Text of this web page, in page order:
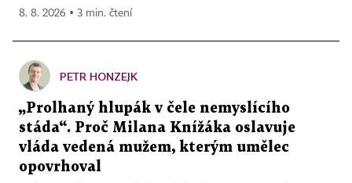
8. 8. 2026 ▪ 3 min. čtení
PETR HONZEJK
„Prolhaný hlupák v čele nemyslícího
stáda“. Proč Milana Knížáka oslavuje
vláda vedená mužem, kterým umělec
opovrhoval